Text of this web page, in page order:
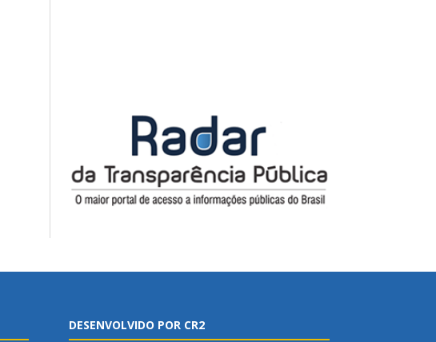
DESENVOLVIDO POR CR2